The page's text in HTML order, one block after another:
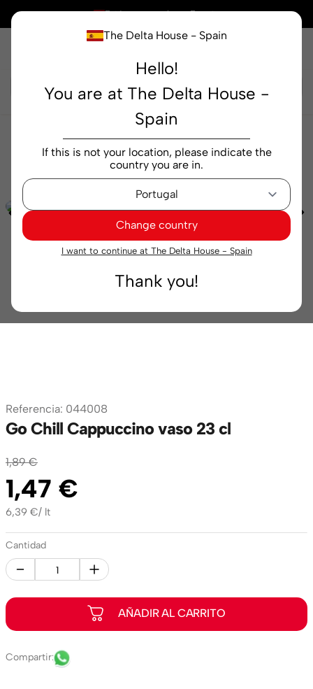
The Delta House - Spain
Hello!
You are at The Delta House -
Spain
If this is not your location, please indicate the
country you are in.
Change country
I want to continue at The Delta House - Spain
Thank you!
× Está comprando en España
Alimentación Bebidas lácteas y vegetales
Chill Cappuccino vaso 23 cl
Referencia: 044008
Go Chill Cappuccino vaso 23 cl
1,89 €
1,47 €
6,39 €/ lt
Cantidad